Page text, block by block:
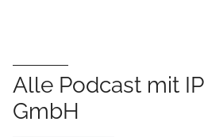
Alle Podcast mit
GmbH